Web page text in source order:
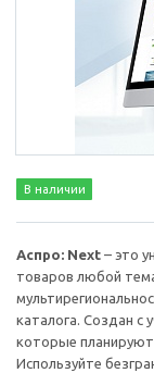
В наличии
Аспро: Next – это
товаров любой
каталога. Создан с
которые планируют
Используйте